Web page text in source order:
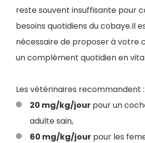
reste souvent insuffisante pour
besoins quotidiens du cobaye.Il
nécessaire de proposer à votre
un complément quotidien en
Les vétérinaires recommandent :
20 mg/kg/jour pour un
adulte sain,
60 mg/kg/jour pour les